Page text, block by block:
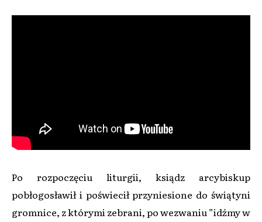
Po rozpoczęciu liturgii, ksiądz arcybiskup
pobłogosławił i poświecił przyniesione do świątyni
gromnice, z którymi zebrani, po wezwaniu ”idźmy w